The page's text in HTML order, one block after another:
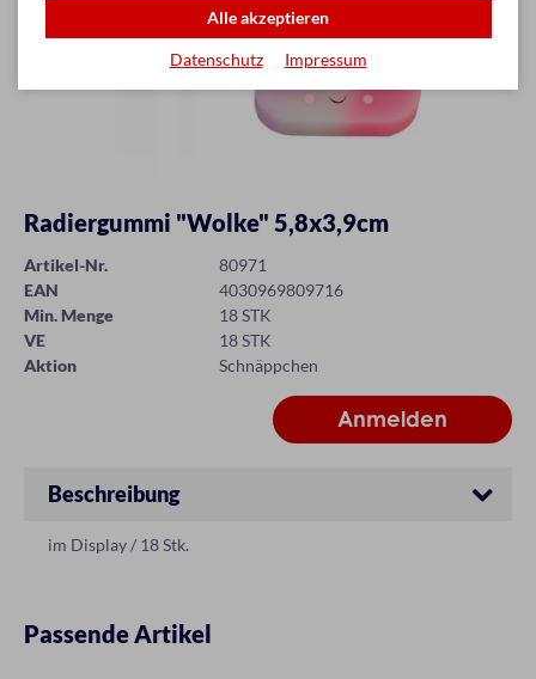
Radiergummi "Wolke" 5,8x3,9cm
Artikel-Nr.
80971
EAN
4030969809716
Min. Menge
18 STK
VE
18 STK
Aktion
Schnäppchen
Beschreibung
im Display / 18 Stk.
Passende Artikel
Alle akzeptieren
Datenschutz Impressum